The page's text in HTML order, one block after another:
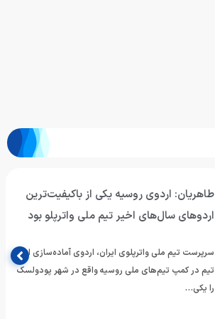
طاهریان: اردوی روسیه یکی از باکیفیت‌ترین
اردوهای سال‌های اخیر تیم ملی واترپلو بود
سرپرست تیم ملی واترپلوی ایران، اردوی آماده‌سازی این
تیم در کمپ تیم‌های ملی روسیه واقع در شهر پودولسک
را یکی…